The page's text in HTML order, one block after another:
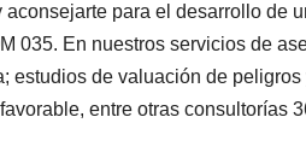
aconsejarte para el desarrollo de
035. En nuestros servicios de
estudios de valuación de
entre otras consultorías